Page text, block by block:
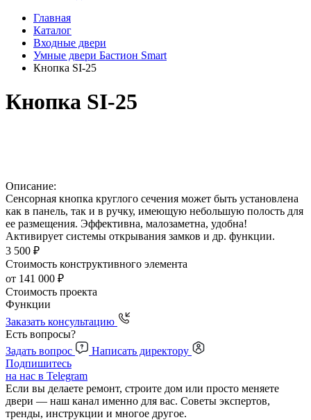
Главная
Каталог
Входные двери
Умные двери Бастион Smart
Кнопка SI-25
Кнопка SI-25
Описание:
Сенсорная кнопка круглого сечения может быть установлена
как в панель, так и в ручку, имеющую небольшую полость для
ее размещения. Эффективна, малозаметна, удобна!
Активирует системы открывания замков и др. функции.
3 500 ₽
Стоимость конструктивного элемента
от 141 000 ₽
Стоимость проекта
Функции
Заказать консультацию
Есть вопросы?
Задать вопрос
Написать директору
Подпишитесь
на нас в Telegram
Если вы делаете ремонт, строите дом или просто меняете
двери — наш канал именно для вас. Советы экспертов,
тренды, инструкции и многое другое.